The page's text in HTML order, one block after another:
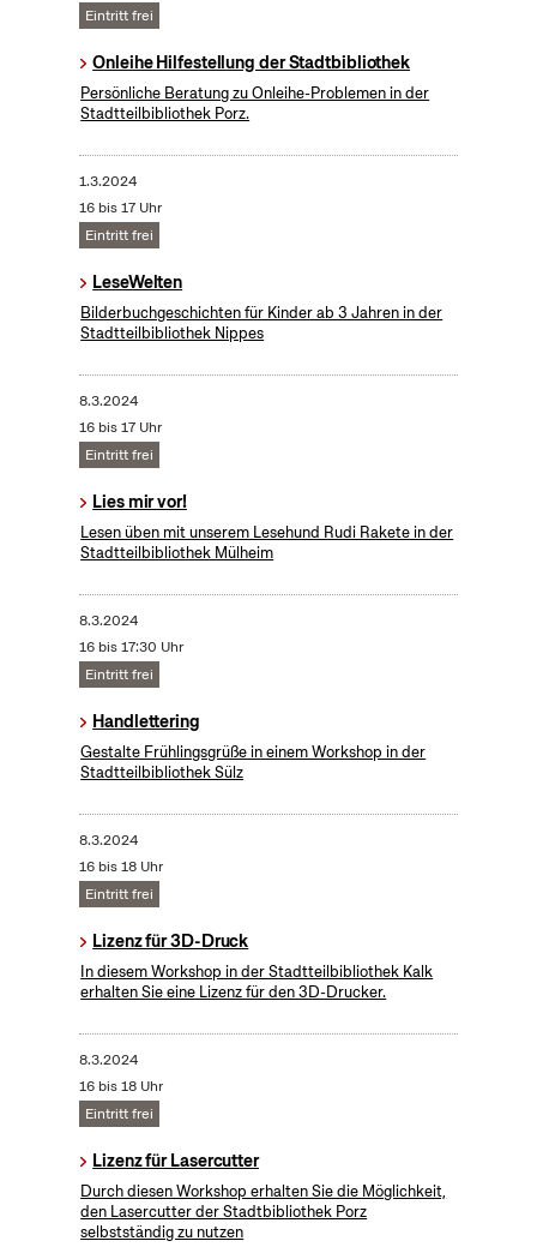
Eintritt frei
Onleihe Hilfestellung der Stadtbibliothek
Persönliche Beratung zu Onleihe-Problemen in der
Stadtteilbibliothek Porz.
1.3.2024
16 bis 17 Uhr
Eintritt frei
LeseWelten
Bilderbuchgeschichten für Kinder ab 3 Jahren in der
Stadtteilbibliothek Nippes
8.3.2024
16 bis 17 Uhr
Eintritt frei
Lies mir vor!
Lesen üben mit unserem Lesehund Rudi Rakete in der
Stadtteilbibliothek Mülheim
8.3.2024
16 bis 17:30 Uhr
Eintritt frei
Handlettering
Gestalte Frühlingsgrüße in einem Workshop in der
Stadtteilbibliothek Sülz
8.3.2024
16 bis 18 Uhr
Eintritt frei
Lizenz für 3D-Druck
In diesem Workshop in der Stadtteilbibliothek Kalk
erhalten Sie eine Lizenz für den 3D-Drucker.
8.3.2024
16 bis 18 Uhr
Eintritt frei
Lizenz für Lasercutter
Durch diesen Workshop erhalten Sie die Möglichkeit,
den Lasercutter der Stadtbibliothek Porz
selbstständig zu nutzen